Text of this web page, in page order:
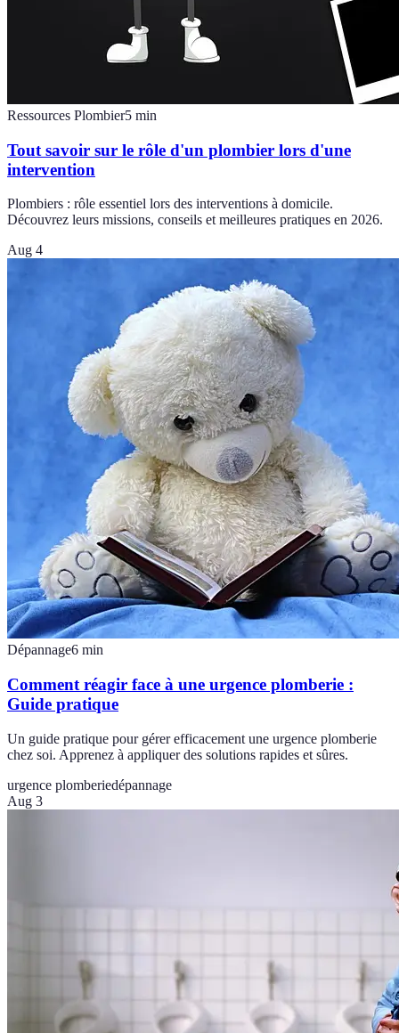
Ressources Plombier5 min
Tout savoir sur le rôle d'un plombier lors d'une
intervention
Plombiers : rôle essentiel lors des interventions à domicile.
Découvrez leurs missions, conseils et meilleures pratiques en 2026.
Aug 4
Dépannage6 min
Comment réagir face à une urgence plomberie :
Guide pratique
Un guide pratique pour gérer efficacement une urgence plomberie
chez soi. Apprenez à appliquer des solutions rapides et sûres.
urgence plomberiedépannage
Aug 3